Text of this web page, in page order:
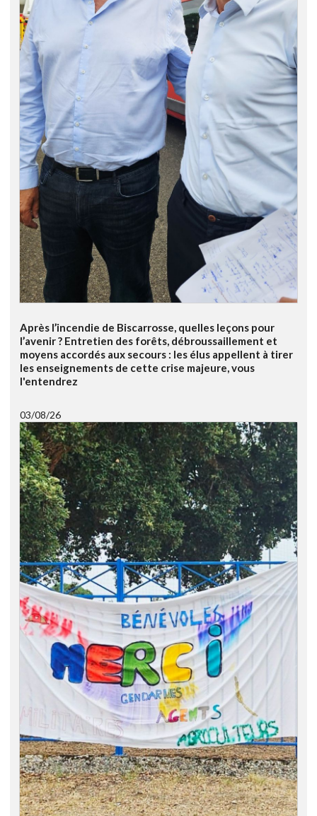
Après l’incendie de Biscarrosse, quelles leçons pour
l’avenir ? Entretien des forêts, débroussaillement et
moyens accordés aux secours : les élus appellent à tirer
les enseignements de cette crise majeure, vous
l'entendrez
03/08/26